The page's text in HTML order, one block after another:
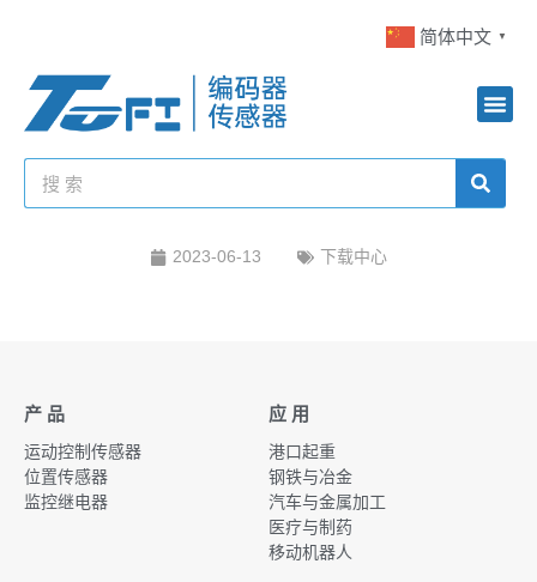
简体中文 ▼
2023-06-13 下载中心
产 品
运动控制传感器
位置传感器
监控继电器
应 用
港口起重
钢铁与冶金
汽车与金属加工
医疗与制药
移动机器人